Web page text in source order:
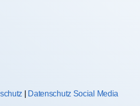
Datenschutz Social Media